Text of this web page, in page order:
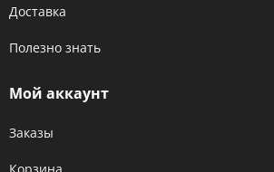
Доставка
Полезно знать
Мой аккаунт
Заказы